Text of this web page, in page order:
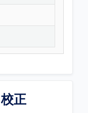
正